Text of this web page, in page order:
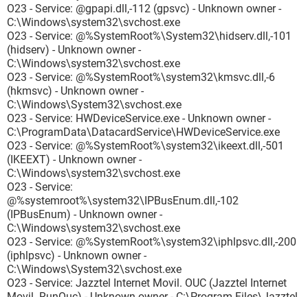
O23 - Service: @gpapi.dll,-112 (gpsvc) - Unknown owner -
C:\Windows\system32\svchost.exe
O23 - Service: @%SystemRoot%\System32\hidserv.dll,-101
(hidserv) - Unknown owner -
C:\Windows\system32\svchost.exe
O23 - Service: @%SystemRoot%\system32\kmsvc.dll,-6
(hkmsvc) - Unknown owner -
C:\Windows\System32\svchost.exe
O23 - Service: HWDeviceService.exe - Unknown owner -
C:\ProgramData\DatacardService\HWDeviceService.exe
O23 - Service: @%SystemRoot%\system32\ikeext.dll,-501
(IKEEXT) - Unknown owner -
C:\Windows\system32\svchost.exe
O23 - Service:
@%systemroot%\system32\IPBusEnum.dll,-102
(IPBusEnum) - Unknown owner -
C:\Windows\system32\svchost.exe
O23 - Service: @%SystemRoot%\system32\iphlpsvc.dll,-200
(iphlpsvc) - Unknown owner -
C:\Windows\System32\svchost.exe
O23 - Service: Jazztel Internet Movil. OUC (Jazztel Internet